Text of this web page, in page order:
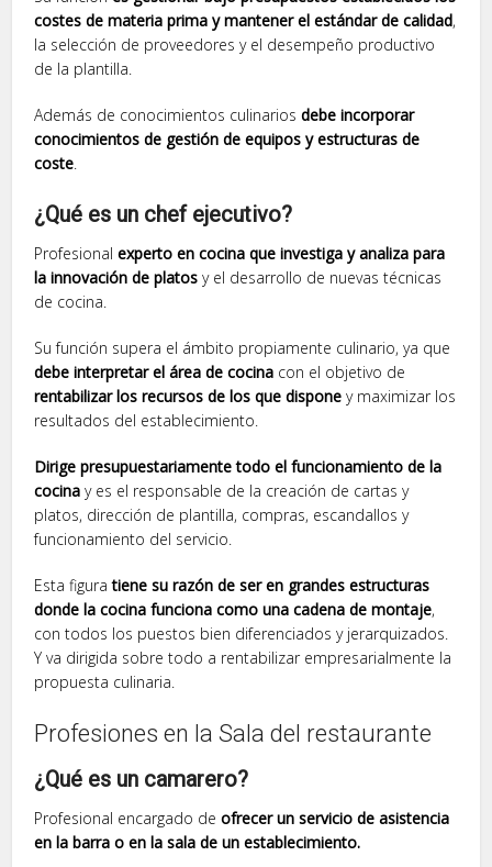
costes de materia prima y mantener el estándar de calidad,
la selección de proveedores y el desempeño productivo
de la plantilla.
Además de conocimientos culinariosdebe incorporar
conocimientos de gestión de equipos y estructuras de
coste.
¿Qué es un chef ejecutivo?
Profesionalexperto en cocina que investiga y analiza para
la innovación de platos y el desarrollo de nuevas técnicas
de cocina.
Su función supera el ámbito propiamente culinario, ya que
debe interpretar el área de cocina con el objetivo de
rentabilizar los recursos de los que dispone y maximizar los
resultados del establecimiento.
Dirige presupuestariamente todo el funcionamiento de la
cocinay es el responsable de la creación de cartas y
platos, dirección de plantilla, compras, escandallos y
funcionamiento del servicio.
Esta figuratiene su razón de ser en grandes estructuras
donde la cocina funciona como una cadena de montaje,
con todos los puestos bien diferenciados y jerarquizados.
Y va dirigida sobre todo a rentabilizar empresarialmente la
propuesta culinaria.
Profesiones en la Sala del restaurante
¿Qué es un camarero?
Profesional encargado deofrecer un servicio de asistencia
en la barra o en la sala de un establecimiento.